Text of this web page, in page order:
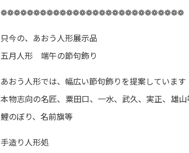
❁❁❁❁❁❁❁❁❁❁❁❁❁❁❁❁❁❁❁❁❁❁❁❁❁❁❁❁
只今の、あおう人形展示品
五月人形 端午の節句飾り
あおう人形では、幅広い節句飾りを提案しています
本物志向の名匠、粟田口、一水、武久、実正、雄
鯉のぼり、名前旗等
手造り人形処